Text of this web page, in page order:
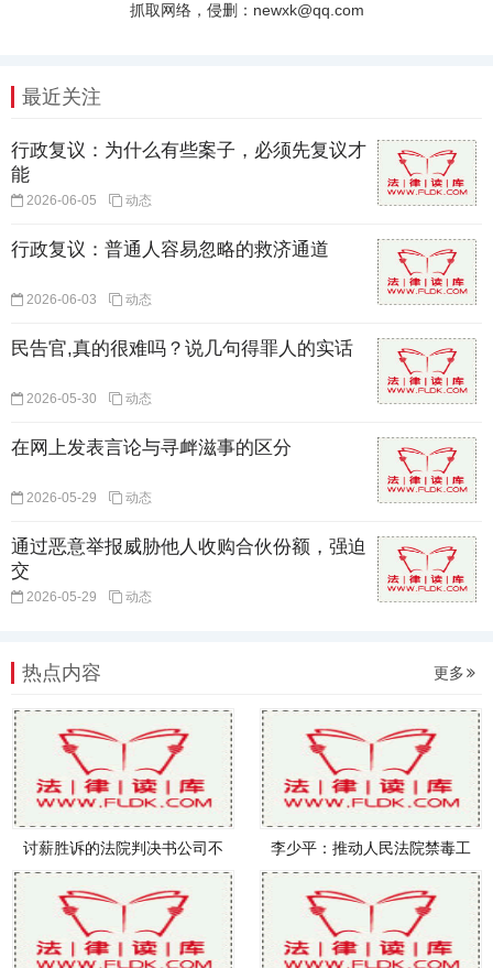
抓取网络，侵删：newxk@qq.com
最近关注
行政复议：为什么有些案子，必须先复议才
能
2026-06-05 动态
行政复议：普通人容易忽略的救济通道
2026-06-03 动态
民告官,真的很难吗？说几句得罪人的实话
2026-05-30 动态
在网上发表言论与寻衅滋事的区分
2026-05-29 动态
通过恶意举报威胁他人收购合伙份额，强迫
交
2026-05-29 动态
热点内容 更多
讨薪胜诉的法院判决书公司不
李少平：推动人民法院禁毒工